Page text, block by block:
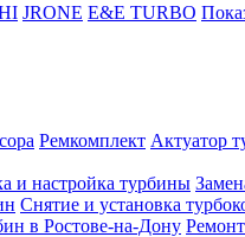
JRONE E&E TURBO
Ремкомплект Актуатор
и настройка турбины
Снятие и установка
в Ростове-на-Дону